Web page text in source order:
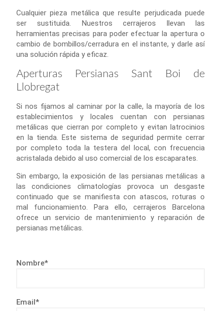
Cualquier pieza metálica que resulte perjudicada puede
ser sustituida. Nuestros cerrajeros llevan las
herramientas precisas para poder efectuar la apertura o
cambio de bombillos/cerradura en el instante, y darle así
una solución rápida y eficaz.
Aperturas Persianas Sant Boi de
Llobregat
Si nos fijamos al caminar por la calle, la mayoría de los
establecimientos y locales cuentan con persianas
metálicas que cierran por completo y evitan latrocinios
en la tienda. Este sistema de seguridad permite cerrar
por completo toda la testera del local, con frecuencia
acristalada debido al uso comercial de los escaparates.
Sin embargo, la exposición de las persianas metálicas a
las condiciones climatologías provoca un desgaste
continuado que se manifiesta con atascos, roturas o
mal funcionamiento. Para ello, cerrajeros Barcelona
ofrece un servicio de mantenimiento y reparación de
persianas metálicas.
Nombre*
Email*